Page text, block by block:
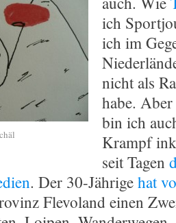
ich
ich im
nicht als
habe.
bin ich
Krampf
seit Tagen
. Der 30-Jährigehat
Flevoland einen